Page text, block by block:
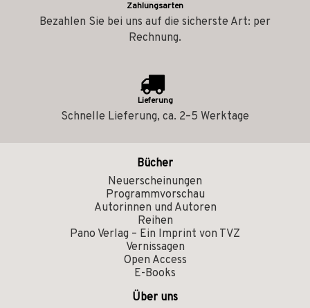
Zahlungsarten
Bezahlen Sie bei uns auf die sicherste Art: per
Rechnung.
Lieferung
Schnelle Lieferung, ca. 2–5 Werktage
Bücher
Neuerscheinungen
Programmvorschau
Autorinnen und Autoren
Reihen
Pano Verlag – Ein Imprint von TVZ
Vernissagen
Open Access
E-Books
Über uns